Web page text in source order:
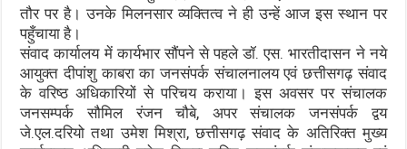
तौर पर है। उनके मिलनसार व्यक्तित्व ने ही उन्हें आज इस स्थान पर
पहुँचाया है।
संवाद कार्यालय में कार्यभार सौंपने से पहले डॉ. एस. भारतीदासन ने नये
आयुक्त दीपांशु काबरा का जनसंपर्क संचालनालय एवं छत्तीसगढ़ संवाद
के वरिष्ठ अधिकारियों से परिचय कराया। इस अवसर पर संचालक
जनसम्पर्क सौमिल रंजन चौबे, अपर संचालक जनसंपर्क द्वय
जे.एल.दरियो तथा उमेश मिश्रा, छत्तीसगढ़ संवाद के अतिरिक्त मुख्य